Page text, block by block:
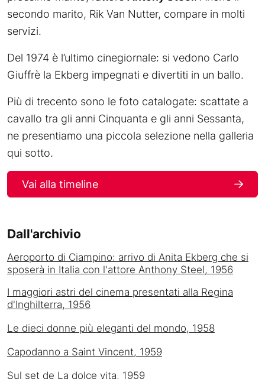
secondo marito, Rik Van Nutter, compare in molti
servizi.
Del 1974 è l’ultimo cinegiornale: si vedono Carlo
Giuffrè la Ekberg impegnati e divertiti in un ballo.
Più di trecento sono le foto catalogate: scattate a
cavallo tra gli anni Cinquanta e gli anni Sessanta,
ne presentiamo una piccola selezione nella galleria
qui sotto.
Vai alla timeline
Dall'archivio
Aeroporto di Ciampino: arrivo di Anita Ekberg che si
sposerà in Italia con l'attore Anthony Steel, 1956
I maggiori astri del cinema presentati alla Regina
d'Inghilterra, 1956
Le dieci donne più eleganti del mondo, 1958
Capodanno a Saint Vincent, 1959
Sul set de La dolce vita, 1959